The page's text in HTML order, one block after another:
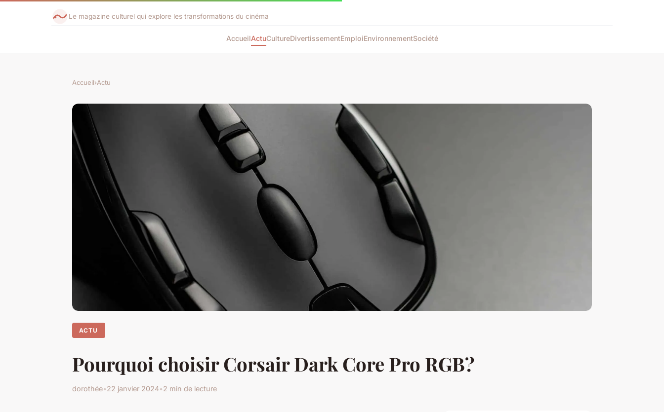
Le magazine culturel qui explore les transformations du cinéma
AccueilActuCultureDivertissementEmploiEnvironnementSociété
Accueil›Actu
ACTU
Pourquoi choisir Corsair Dark Core Pro RGB?
dorothée•22 janvier 2024•2 min de lecture